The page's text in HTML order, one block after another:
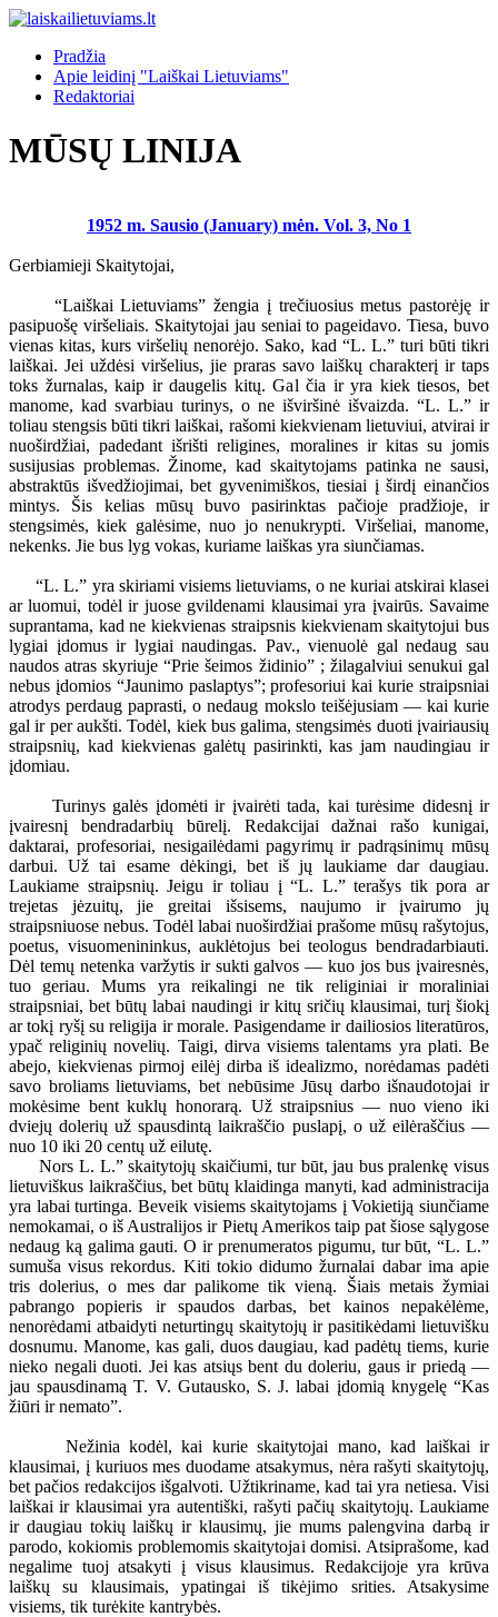
Pradžia
Apie leidinį "Laiškai Lietuviams"
Redaktoriai
MŪSŲ LINIJA
1952 m. Sausio (January) mėn. Vol. 3, No 1
Gerbiamieji Skaitytojai,
“Laiškai Lietuviams” žengia į trečiuosius metus pastorėję ir
pasipuošę viršeliais. Skaitytojai jau seniai to pageidavo. Tiesa, buvo
vienas kitas, kurs viršelių nenorėjo. Sako, kad “L. L.” turi būti tikri
laiškai. Jei uždėsi viršelius, jie praras savo laiškų charakterį ir taps
toks žurnalas, kaip ir daugelis kitų. Gal čia ir yra kiek tiesos, bet
manome, kad svarbiau turinys, o ne išviršinė išvaizda. “L. L.” ir
toliau stengsis būti tikri laiškai, rašomi kiekvienam lietuviui, atvirai ir
nuoširdžiai, padedant išrišti religines, moralines ir kitas su jomis
susijusias problemas. Žinome, kad skaitytojams patinka ne sausi,
abstraktūs išvedžiojimai, bet gyvenimiškos, tiesiai į širdį einančios
mintys. Šis kelias mūsų buvo pasirinktas pačioje pradžioje, ir
stengsimės, kiek galėsime, nuo jo nenukrypti. Viršeliai, manome,
nekenks. Jie bus lyg vokas, kuriame laiškas yra siunčiamas.
“L. L.” yra skiriami visiems lietuviams, o ne kuriai atskirai klasei
ar luomui, todėl ir juose gvildenami klausimai yra įvairūs. Savaime
suprantama, kad ne kiekvienas straipsnis kiekvienam skaitytojui bus
lygiai įdomus ir lygiai naudingas. Pav., vienuolė gal nedaug sau
naudos atras skyriuje “Prie šeimos židinio” ; žilagalviui senukui gal
nebus įdomios “Jaunimo paslaptys”; profesoriui kai kurie straipsniai
atrodys perdaug paprasti, o nedaug mokslo teišėjusiam — kai kurie
gal ir per aukšti. Todėl, kiek bus galima, stengsimės duoti įvairiausių
straipsnių, kad kiekvienas galėtų pasirinkti, kas jam naudingiau ir
įdomiau.
Turinys galės įdomėti ir įvairėti tada, kai turėsime didesnį ir
įvairesnį bendradarbių būrelį. Redakcijai dažnai rašo kunigai,
daktarai, profesoriai, nesigailėdami pagyrimų ir padrąsinimų mūsų
darbui. Už tai esame dėkingi, bet iš jų laukiame dar daugiau.
Laukiame straipsnių. Jeigu ir toliau į “L. L.” terašys tik pora ar
trejetas jėzuitų, jie greitai išsisems, naujumo ir įvairumo jų
straipsniuose nebus. Todėl labai nuoširdžiai prašome mūsų rašytojus,
poetus, visuomenininkus, auklėtojus bei teologus bendradarbiauti.
Dėl temų netenka varžytis ir sukti galvos — kuo jos bus įvairesnės,
tuo geriau. Mums yra reikalingi ne tik religiniai ir moraliniai
straipsniai, bet būtų labai naudingi ir kitų sričių klausimai, turį šiokį
ar tokį ryšį su religija ir morale. Pasigendame ir dailiosios literatūros,
ypač religinių novelių. Taigi, dirva visiems talentams yra plati. Be
abejo, kiekvienas pirmoj eilėj dirba iš idealizmo, norėdamas padėti
savo broliams lietuviams, bet nebūsime Jūsų darbo išnaudotojai ir
mokėsime bent kuklų honorarą. Už straipsnius — nuo vieno iki
dviejų dolerių už spausdintą laikraščio puslapį, o už eilėraščius —
nuo 10 iki 20 centų už eilutę.
Nors L. L.” skaitytojų skaičiumi, tur būt, jau bus pralenkę visus
lietuviškus laikraščius, bet būtų klaidinga manyti, kad administracija
yra labai turtinga. Beveik visiems skaitytojams į Vokietiją siunčiame
nemokamai, o iš Australijos ir Pietų Amerikos taip pat šiose sąlygose
nedaug ką galima gauti. O ir prenumeratos pigumu, tur būt, “L. L.”
sumuša visus rekordus. Kiti tokio didumo žurnalai dabar ima apie
tris dolerius, o mes dar palikome tik vieną. Šiais metais žymiai
pabrango popieris ir spaudos darbas, bet kainos nepakėlėme,
nenorėdami atbaidyti neturtingų skaitytojų ir pasitikėdami lietuvišku
dosnumu. Manome, kas gali, duos daugiau, kad padėtų tiems, kurie
nieko negali duoti. Jei kas atsiųs bent du doleriu, gaus ir priedą —
jau spausdinamą T. V. Gutausko, S. J. labai įdomią knygelę “Kas
žiūri ir nemato”.
Nežinia kodėl, kai kurie skaitytojai mano, kad laiškai ir
klausimai, į kuriuos mes duodame atsakymus, nėra rašyti skaitytojų,
bet pačios redakcijos išgalvoti. Užtikriname, kad tai yra netiesa. Visi
laiškai ir klausimai yra autentiški, rašyti pačių skaitytojų. Laukiame
ir daugiau tokių laiškų ir klausimų, jie mums palengvina darbą ir
parodo, kokiomis problemomis skaitytojai domisi. Atsiprašome, kad
negalime tuoj atsakyti į visus klausimus. Redakcijoje yra krūva
laiškų su klausimais, ypatingai iš tikėjimo srities. Atsakysime
visiems, tik turėkite kantrybės.